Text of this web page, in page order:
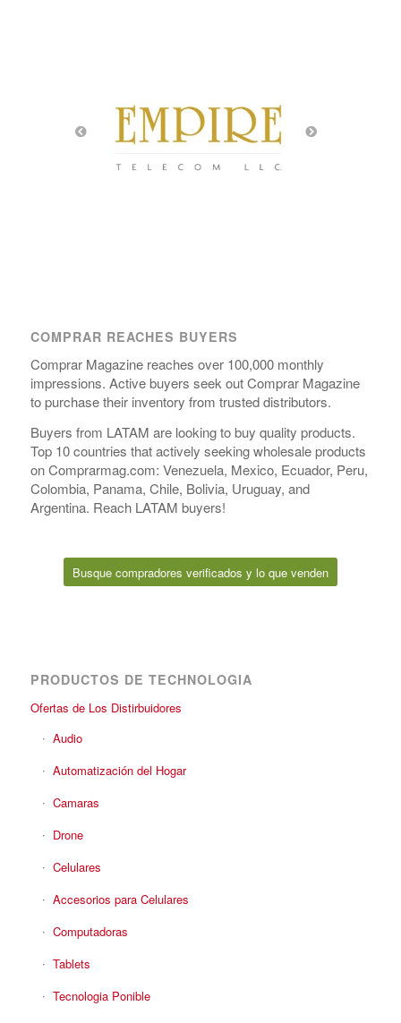
COMPRAR REACHES BUYERS
Comprar Magazine reaches over 100,000 monthly
impressions. Active buyers seek out Comprar Magazine
to purchase their inventory from trusted distributors.
Buyers from LATAM are looking to buy quality products.
Top 10 countries that actively seeking wholesale products
on Comprarmag.com: Venezuela, Mexico, Ecuador, Peru,
Colombia, Panama, Chile, Bolivia, Uruguay, and
Argentina. Reach LATAM buyers!
Busque compradores verificados y lo que venden
PRODUCTOS DE TECHNOLOGIA
Ofertas de Los Distirbuidores
Audio
Automatización del Hogar
Camaras
Drone
Celulares
Accesorios para Celulares
Computadoras
Tablets
Tecnologia Ponible